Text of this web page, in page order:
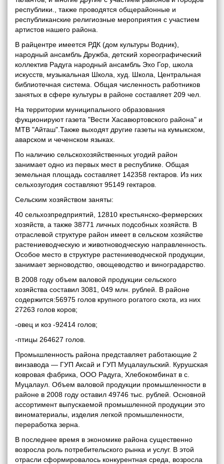
республики., также проводятся общерайонные и
республиканские религиозные мероприятия с участием
артистов нашего района.
В райцентре имеется РДК (дом культуры Водник),
народный ансамбль Дружба, детский хореографический
коллектив Радуга народный ансамбль Эхо Гор, школа
искусств, музыкальная Школа, худ. Школа, Центральная
библиотечная система. Общая численность работников
занятых в сфере культуры в районе составляет 209 чел.
На территории муниципального образования
фукционируют газета "Вести Хасавюртовского района" и
МТВ "Айташ".Также выходят другие газеты на кумыкском,
аварском и чеченском языках.
По наличию сельскохозяйственных угодий район
занимает одно из первых мест в республике. Общая
земельная площадь составляет 142358 гектаров. Из них
сельхозугодия составляют 95149 гектаров.
Сельским хозяйством заняты:
40 сельхозпредприятий, 12810 крестьянско-фермерских
хозяйств, а также 38771 личных подсобных хозяйств. В
отраслевой структуре район имеет в сельском хозяйстве
растениеводческую и животноводческую направленность.
Особое место в структуре растениеводческой продукции,
занимает зерноводство, овощеводство и виноградарство.
В 2008 году объем валовой продукции сельского
хозяйства составил 3081, 049 млн. рублей. В районе
содержится:56975 голов крупного рогатого скота, из них
27263 голов коров;
-овец и коз -92414 голов;
-птицы 264627 голов.
Промышленность района представляет работающие 2
винзавода — ГУП Аксай и ГУП Муцалаульский. Курушская
ковровая фабрика, ООО Радуга, Хлебокомбинат в с.
Муцалаул. Объем валовой продукции промышленности в
районе в 2008 году оставил 49746 тыс. рублей. Основной
ассортимент выпускаемой промышленной продукции это
виноматериалы, изделия легкой промышленности,
переработка зерна.
В последнее время в экономике района существенно
возросла роль потребительского рынка и услуг. В этой
отрасли сформировалось конкурентная среда, возросла